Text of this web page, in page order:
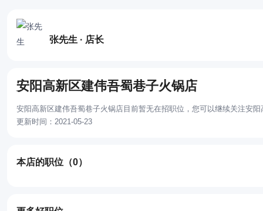
张先生 · 店长
安阳高新区建伟吾蜀巷子火锅店
安阳高新区建伟吾蜀巷子火锅店目前暂无在招职位，您可以继续关注安
更新时间：2021-05-23
本店的职位 （0）